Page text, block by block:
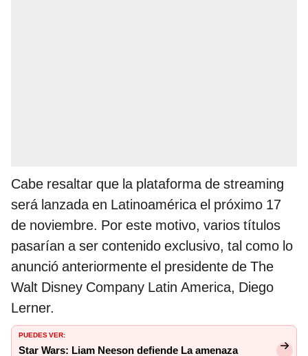
Cabe resaltar que la plataforma de streaming
será lanzada en Latinoamérica el próximo 17
de noviembre. Por este motivo, varios títulos
pasarían a ser contenido exclusivo, tal como lo
anunció anteriormente el presidente de The
Walt Disney Company Latin America, Diego
Lerner.
PUEDES VER:
Star Wars: Liam Neeson defiende La amenaza